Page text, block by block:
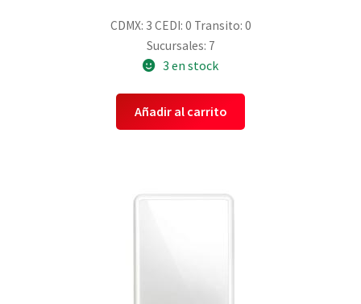
CDMX: 3 CEDI: 0 Transito: 0
Sucursales: 7
3 en stock
Añadir al carrito